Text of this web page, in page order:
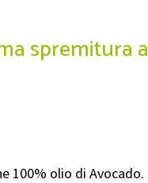
spremitura a
100% olio di Avocado.